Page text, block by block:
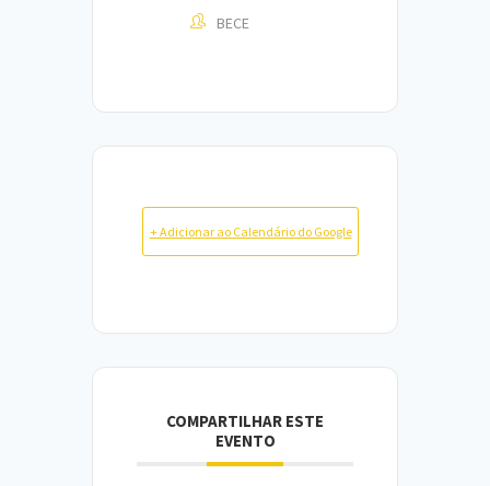
BECE
+ Adicionar ao Calendário do Google
COMPARTILHAR ESTE
EVENTO